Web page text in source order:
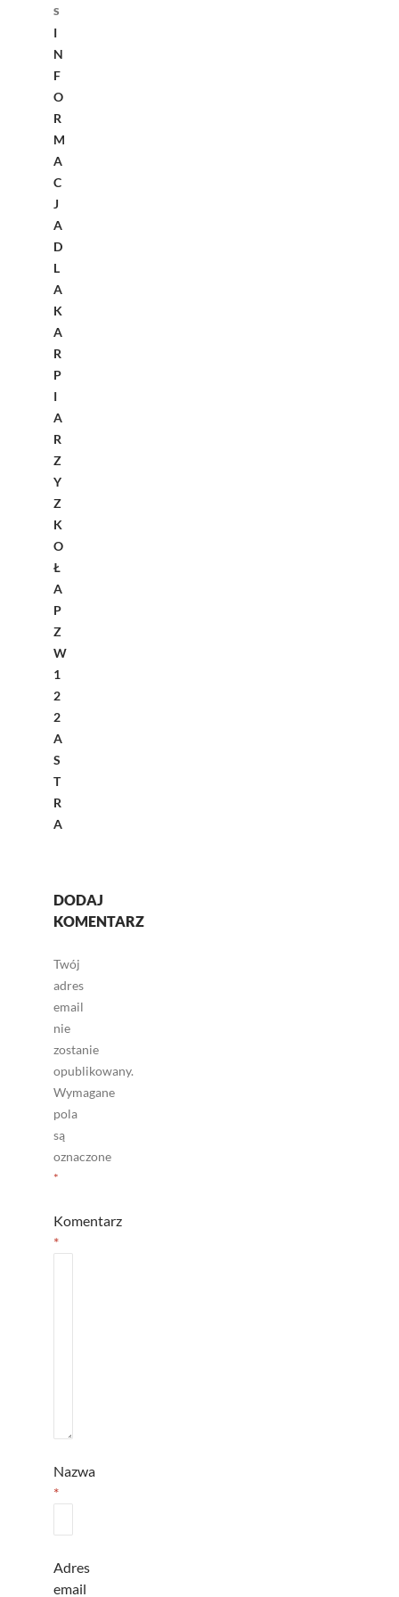
S
I
N
F
O
R
M
A
C
J
A
D
L
A
K
A
R
P
I
A
R
Z
Y
Z
K
O
Ł
A
P
Z
W
1
2
2
A
S
T
R
A
DODAJ
KOMENTARZ
Twój
adres
email
nie
zostanie
opublikowany.
Wymagane
pola
są
oznaczone
*
Komentarz
*
Nazwa
*
Adres
email